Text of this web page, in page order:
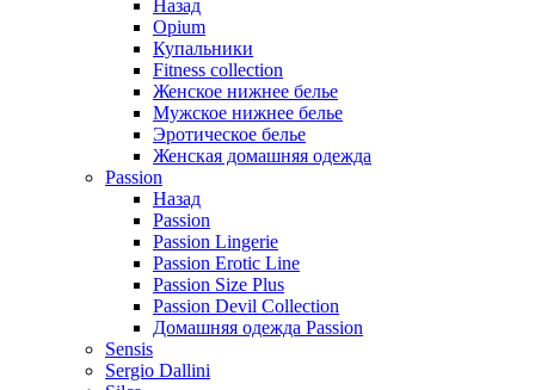
Назад
Opium
Купальники
Fitness collection
Женское нижнее белье
Мужское нижнее белье
Эротическое белье
Женская домашняя одежда
Passion
Назад
Passion
Passion Lingerie
Passion Erotic Line
Passion Size Plus
Passion Devil Collection
Домашняя одежда Passion
Sensis
Sergio Dallini